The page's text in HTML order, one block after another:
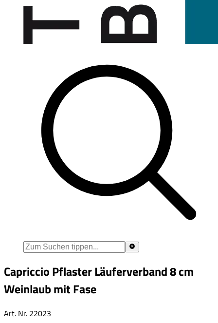
Capriccio Pflaster Läuferverband 8 cm
Weinlaub mit Fase
Art. Nr. 22023